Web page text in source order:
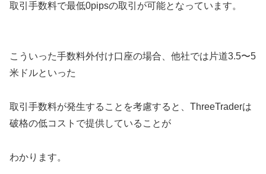
取引手数料で最低0pipsの取引が可能となっています。
こういった手数料外付け口座の場合、他社では片道3.5〜5
米ドルといった
取引手数料が発生することを考慮すると、ThreeTraderは
破格の低コストで提供していることが
わかります。